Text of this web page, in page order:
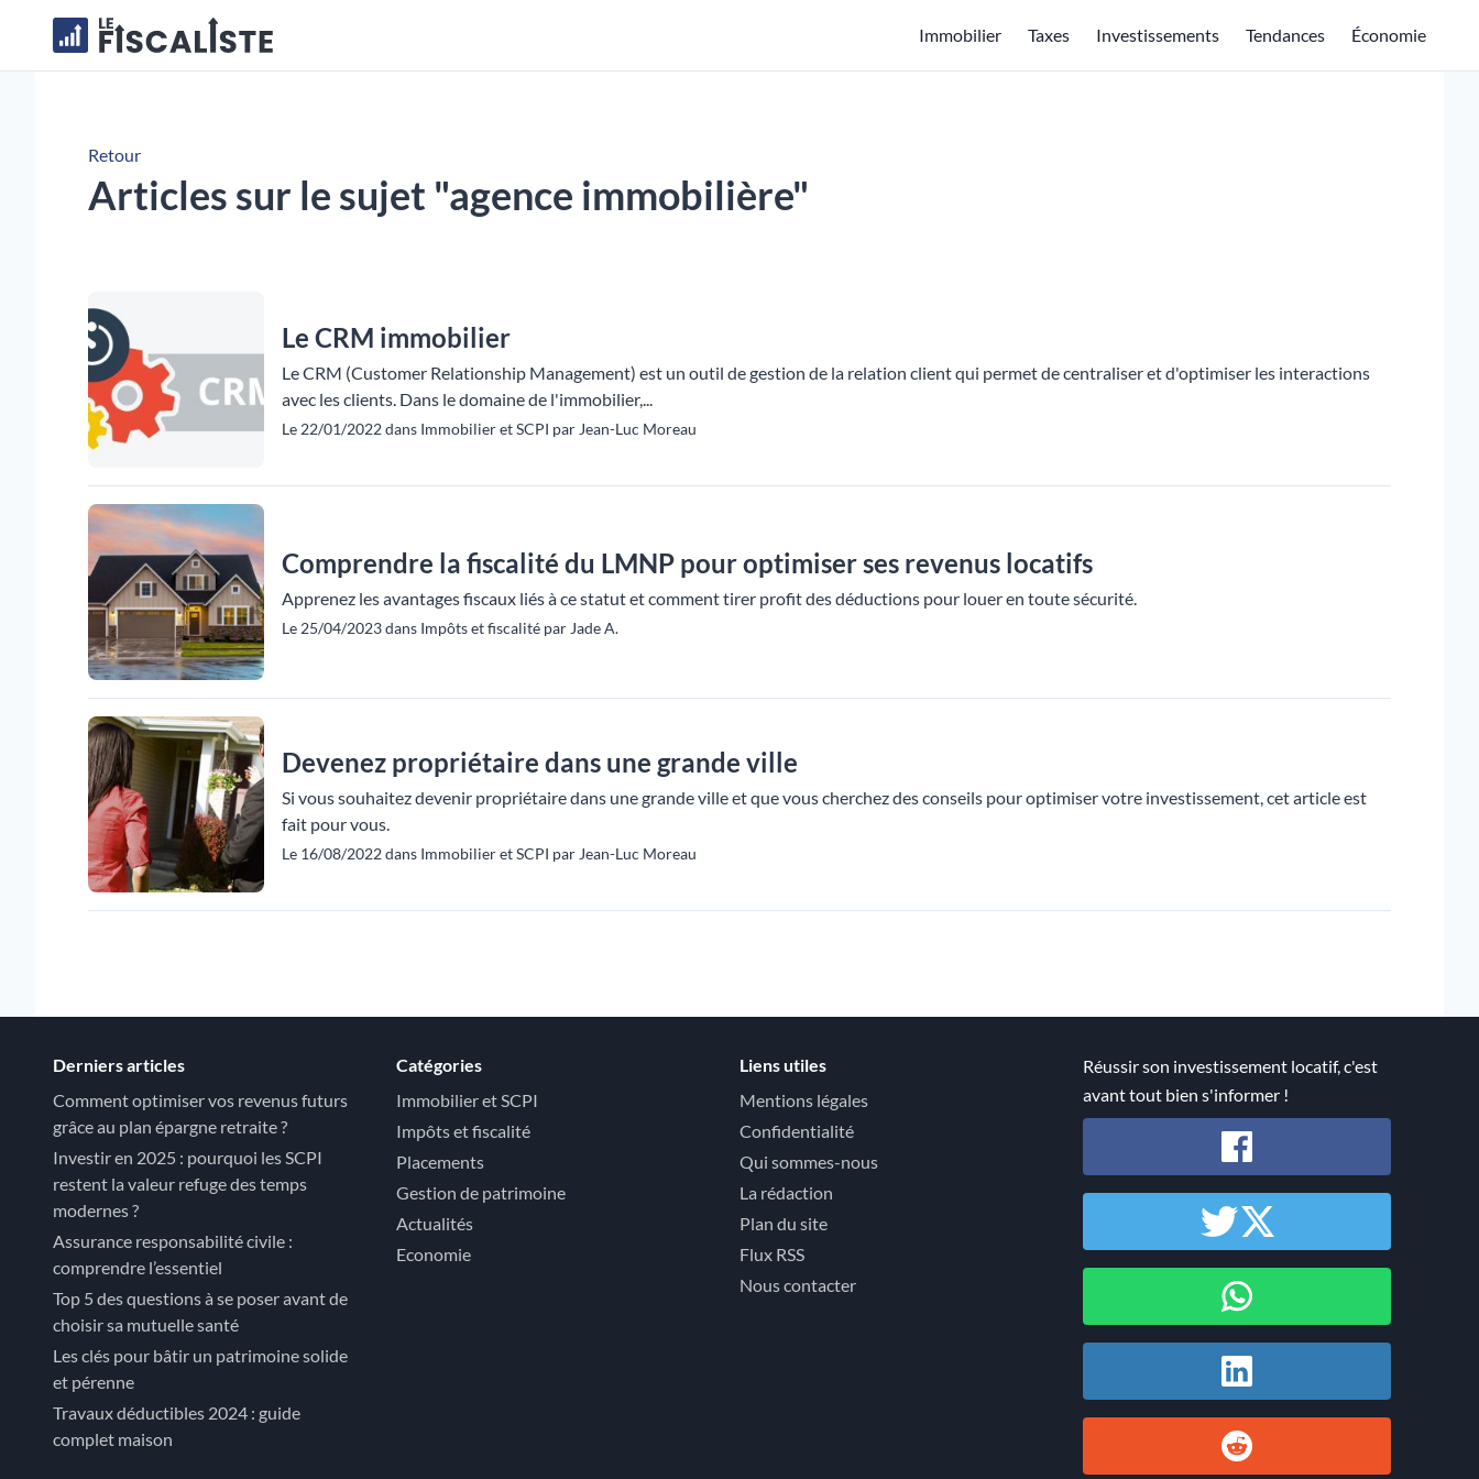
Immobilier Taxes Investissements Tendances Économie
Retour
Articles sur le sujet "agence immobilière"
Le CRM immobilier
Le CRM (Customer Relationship Management) est un outil de gestion de la relation client qui permet de centraliser et d'optimiser les interactions
avec les clients. Dans le domaine de l'immobilier,...
Le 22/01/2022 dans Immobilier et SCPI par Jean-Luc Moreau
Comprendre la fiscalité du LMNP pour optimiser ses revenus locatifs
Apprenez les avantages fiscaux liés à ce statut et comment tirer profit des déductions pour louer en toute sécurité.
Le 25/04/2023 dans Impôts et fiscalité par Jade A.
Devenez propriétaire dans une grande ville
Si vous souhaitez devenir propriétaire dans une grande ville et que vous cherchez des conseils pour optimiser votre investissement, cet article est
fait pour vous.
Le 16/08/2022 dans Immobilier et SCPI par Jean-Luc Moreau
Derniers articles
Comment optimiser vos revenus futurs
grâce au plan épargne retraite ?
Investir en 2025 : pourquoi les SCPI
restent la valeur refuge des temps
modernes ?
Assurance responsabilité civile :
comprendre l’essentiel
Top 5 des questions à se poser avant de
choisir sa mutuelle santé
Les clés pour bâtir un patrimoine solide
et pérenne
Travaux déductibles 2024 : guide
complet maison
Catégories
Immobilier et SCPI
Impôts et fiscalité
Placements
Gestion de patrimoine
Actualités
Economie
Liens utiles
Mentions légales
Confidentialité
Qui sommes-nous
La rédaction
Plan du site
Flux RSS
Nous contacter
Réussir son investissement locatif, c'est
avant tout bien s'informer !